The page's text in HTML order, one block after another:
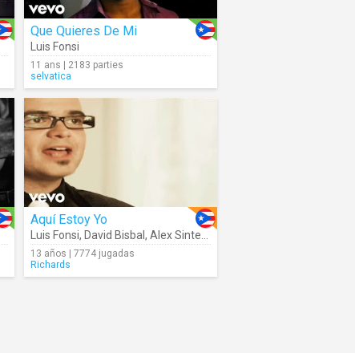
Que Quieres De Mi
Luis Fonsi
11 ans | 2183 parties
selvatica
Aquí Estoy Yo
Luis Fonsi, David Bisbal , Alex Sintek
13 años | 7774 jugadas
Richards